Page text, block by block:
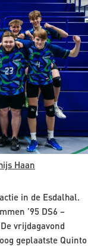
Haan
in de Esdalhal.
’95 DS6 –
vrijdagavond
geplaatste Quinto